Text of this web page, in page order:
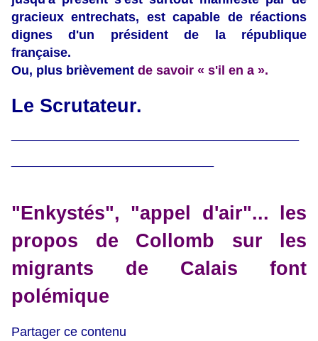
gracieux entrechats, est capable de réactions
dignes d'un président de la république
française.
Ou, plus brièvement de savoir « s'il en a ».
Le Scrutateur.
"Enkystés", "appel d'air"... les
propos de Collomb sur les
migrants de Calais font
polémique
Partager ce contenu